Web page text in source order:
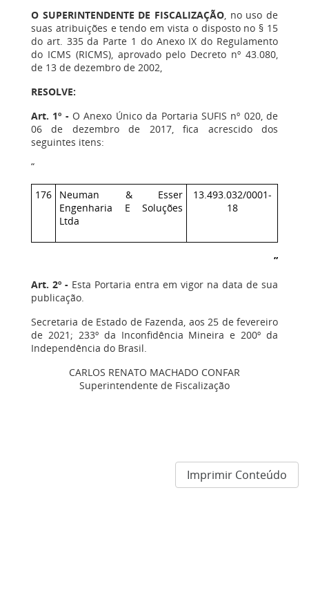
O SUPERINTENDENTE DE FISCALIZAÇÃO, no uso de
suas atribuições e tendo em vista o disposto no § 15
do art. 335 da Parte 1 do Anexo IX do Regulamento
do ICMS (RICMS), aprovado pelo Decreto nº 43.080,
de 13 de dezembro de 2002,
RESOLVE:
Art. 1º - O Anexo Único da Portaria SUFIS nº 020, de
06 de dezembro de 2017, fica acrescido dos
seguintes itens:
“
176
Neuman & Esser
Engenharia E Soluções
Ltda
13.493.032/0001-
18
”
Art. 2º - Esta Portaria entra em vigor na data de sua
publicação.
Secretaria de Estado de Fazenda, aos 25 de fevereiro
de 2021; 233º da Inconfidência Mineira e 200º da
Independência do Brasil.
CARLOS RENATO MACHADO CONFAR
Superintendente de Fiscalização
Imprimir Conteúdo